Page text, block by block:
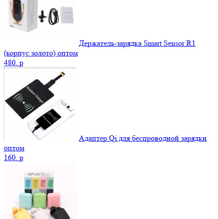
Держатель-зарядка Smart Sensor R1
(корпус золото) оптом
480. p
Адаптер Qi для беспроводной зарядки
оптом
160. p